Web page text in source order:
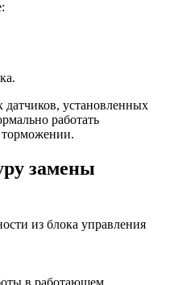
установленных
работать
торможении.
замены
из блока управления
в работающем